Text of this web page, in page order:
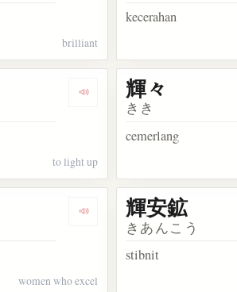
brilliant
kecerahan
Dengarkan kosakata 輝かす
to light up
輝々
きき
cemerlang
Dengarkan kosakata 輝く女性
women who excel
輝安鉱
きあんこう
stibnit